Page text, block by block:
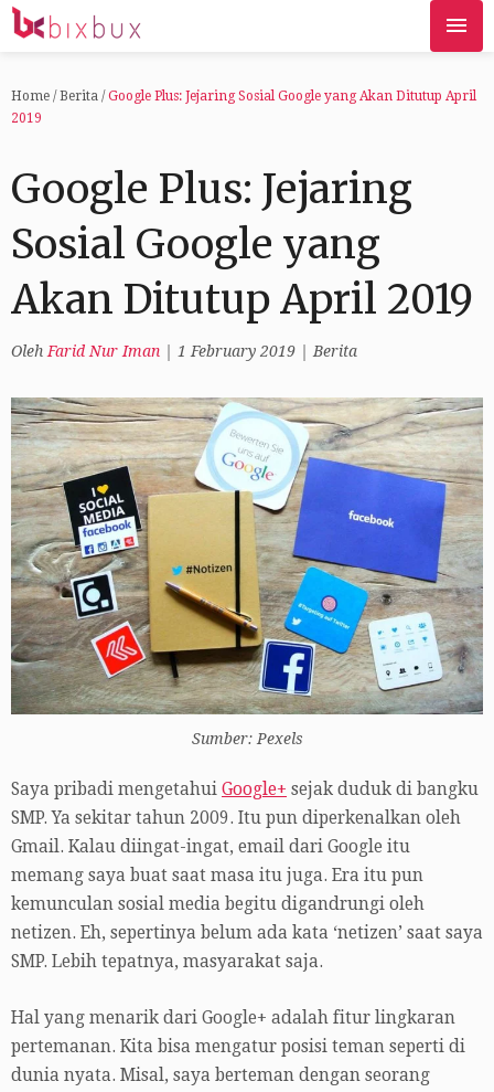
Home / Berita / Google Plus: Jejaring Sosial Google yang Akan Ditutup April
2019
Google Plus: Jejaring
Sosial Google yang
Akan Ditutup April 2019
Oleh Farid Nur Iman 1 February 2019 Berita
Sumber: Pexels
Saya pribadi mengetahui Google+ sejak duduk di bangku
SMP. Ya sekitar tahun 2009. Itu pun diperkenalkan oleh
Gmail. Kalau diingat-ingat, email dari Google itu
memang saya buat saat masa itu juga. Era itu pun
kemunculan sosial media begitu digandrungi oleh
netizen. Eh, sepertinya belum ada kata ‘netizen’ saat saya
SMP. Lebih tepatnya, masyarakat saja.
Hal yang menarik dari Google+ adalah fitur lingkaran
pertemanan. Kita bisa mengatur posisi teman seperti di
dunia nyata. Misal, saya berteman dengan seorang